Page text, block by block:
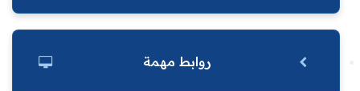
روابط مهمة